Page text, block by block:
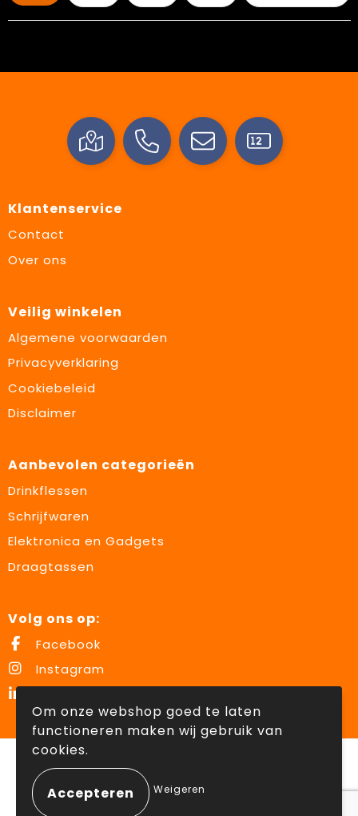
Klantenservice
Contact
Over ons
Veilig winkelen
Algemene voorwaarden
Privacyverklaring
Cookiebeleid
Disclaimer
Aanbevolen categorieën
Drinkflessen
Schrijfwaren
Elektronica en Gadgets
Draagtassen
Volg ons op:
Facebook
Instagram
© Copyright Lowette Gifts 2026
Om onze webshop goed te laten
functioneren maken wij gebruik van
cookies.
Weigeren